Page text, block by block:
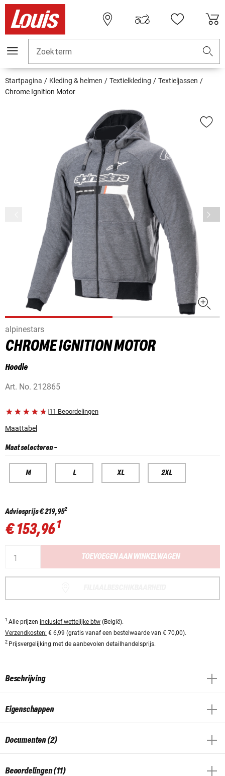
Zoekterm
Startpagina Kleding & helmen Textielkleding
Textieljassen
Chrome Ignition Motor
alpinestars
CHROME IGNITION MOTOR
Hoodie
Art. No. 212865
|11 Beoordelingen
Maattabel
Maat selecteren-
M L XL 2XL
Adviesprijs€ 219,952
€ 153,96 1
TOEVOEGEN AAN WINKELWAGEN
1 Alle prijzen inclusief wettelijke btw (België).
Verzendkosten: € 6,99 (gratis vanaf een bestelwaarde van € 70,00).
2 Prijsvergelijking met de aanbevolen detailhandelsprijs.
Beschrijving
Eigenschappen
Documenten (2)
Beoordelingen (11)